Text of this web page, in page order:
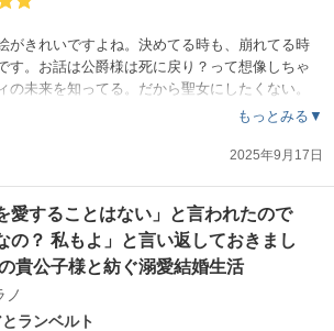
がきれいですよね。決めてる時も、崩れてる時
す。お話は公爵様は死に戻り？って想像しちゃ
の未来を知ってる。だから聖女にしたくない。
もっとみる▼
2025年9月17日
愛することはない」と言われたので
の？ 私もよ」と言い返しておきまし
貴公子様と紡ぐ溺愛結婚生活
ノ
ランベルト